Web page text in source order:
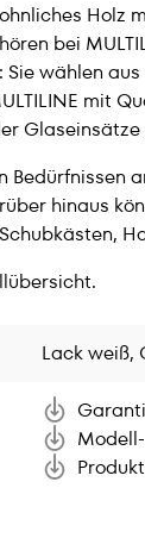
bei
wählen
mit
hinaus
Lack weiß,